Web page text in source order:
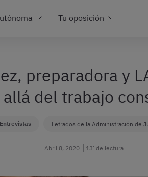
Tu oposición
preparadora y
allá del trabajo
Entrevistas Letrados de la Administración de
Abril 8, 2020 13’ de lectura